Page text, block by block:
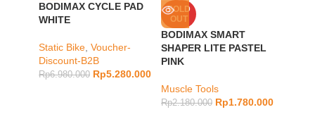
BODIMAX CYCLE PAD
WHITE
Static Bike Voucher-
Discount-B2B
Rp6.980.000 Rp5.280.000
SOLD
OUT
BODIMAX SMART
SHAPER LITE PASTEL
PINK
Muscle Tools
Rp2.180.000 Rp1.780.000